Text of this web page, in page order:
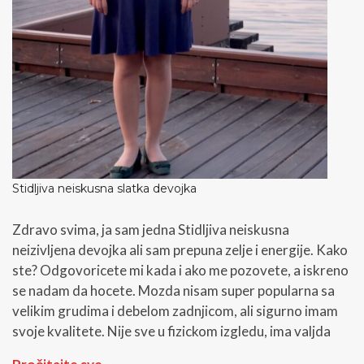
Stidljiva neiskusna slatka devojka
Zdravo svima, ja sam jedna Stidljiva neiskusna
neizivljena devojka ali sam prepuna zelje i energije. Kako
ste? Odgovoricete mi kada i ako me pozovete, a iskreno
se nadam da hocete. Mozda nisam super popularna sa
velikim grudima i debelom zadnjicom, ali sigurno imam
svoje kvalitete. Nije sve u fizickom izgledu, ima valjda